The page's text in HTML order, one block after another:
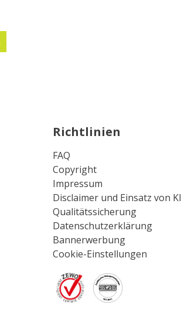
Richtlinien
FAQ
Copyright
Impressum
Disclaimer und Einsatz von KI
Qualitätssicherung
Datenschutzerklärung
Bannerwerbung
Cookie-Einstellungen